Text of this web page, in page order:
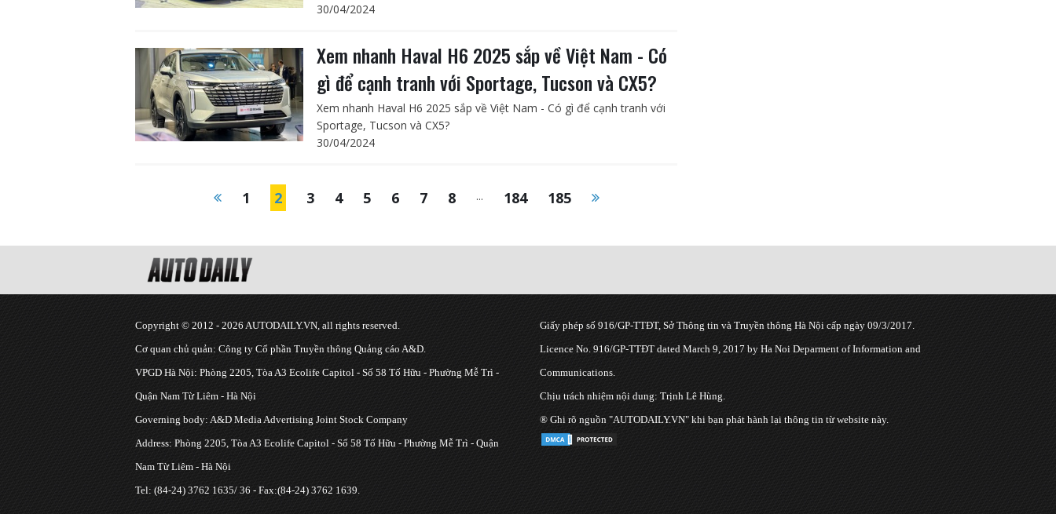
30/04/2024
Xem nhanh Haval H6 2025 sắp về Việt Nam - Có
gì để cạnh tranh với Sportage, Tucson và CX5?
Xem nhanh Haval H6 2025 sắp về Việt Nam - Có gì để cạnh tranh với
Sportage, Tucson và CX5?
30/04/2024
1 2 3 4 5 6 7 8 ... 184 185
Copyright © 2012 - 2026 AUTODAILY.VN, all rights reserved.
Cơ quan chủ quản: Công ty Cổ phần Truyền thông Quảng cáo A&D.
VPGD Hà Nội: Phòng 2205, Tòa A3 Ecolife Capitol - Số 58 Tố Hữu - Phường Mễ Trì -
Quận Nam Từ Liêm - Hà Nội
Governing body: A&D Media Advertising Joint Stock Company
Address: Phòng 2205, Tòa A3 Ecolife Capitol - Số 58 Tố Hữu - Phường Mễ Trì - Quận
Nam Từ Liêm - Hà Nội
Tel: (84-24) 3762 1635/ 36 - Fax:(84-24) 3762 1639.
Giấy phép số 916/GP-TTĐT, Sở Thông tin và Truyền thông Hà Nội cấp ngày 09/3/2017.
Licence No. 916/GP-TTĐT dated March 9, 2017 by Ha Noi Deparment of Information and
Communications.
Chịu trách nhiệm nội dung: Trịnh Lê Hùng.
® Ghi rõ nguồn "AUTODAILY.VN" khi bạn phát hành lại thông tin từ website này.